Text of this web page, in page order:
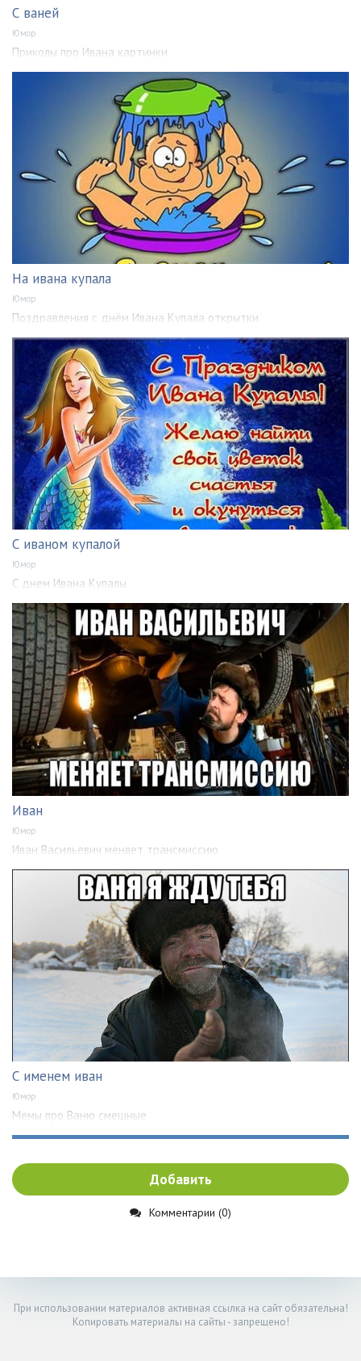
С ваней
Юмор
Приколы про Ивана картинки
На ивана купала
Юмор
Поздравления с днём Ивана Купала открытки
С иваном купалой
Юмор
С днем Ивана Купалы
Иван
Юмор
Иван Васильевич меняет трансмиссию
С именем иван
Юмор
Мемы про Ваню смешные
Добавить
Комментарии (0)
При использовании материалов активная ссылка на сайт обязательна!
Копировать материалы на сайты - запрещено!